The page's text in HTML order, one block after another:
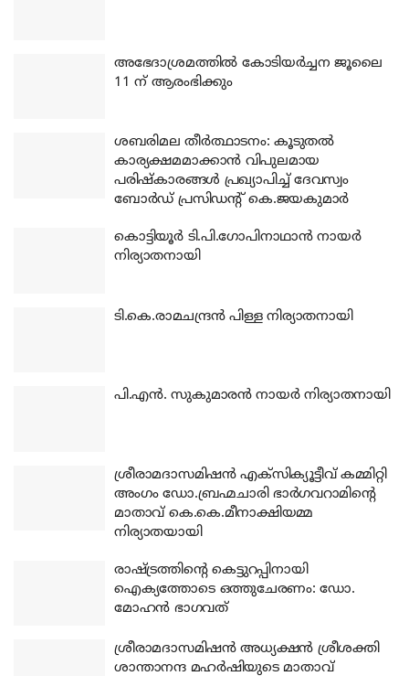
അഭേദാശ്രമത്തില്‍ കോടിയര്‍ച്ചന ജൂലൈ
11 ന് ആരംഭിക്കും
ശബരിമല തീര്‍ത്ഥാടനം: കൂടുതല്‍
കാര്യക്ഷമമാക്കാന്‍ വിപുലമായ
പരിഷ്‌കാരങ്ങള്‍ പ്രഖ്യാപിച്ച് ദേവസ്വം
ബോര്‍ഡ് പ്രസിഡന്റ് കെ.ജയകുമാര്‍
കൊട്ടിയൂര്‍ ടി.പി.ഗോപിനാഥാന്‍ നായര്‍
നിര്യാതനായി
ടി.കെ.രാമചന്ദ്രന്‍ പിള്ള നിര്യാതനായി
പി.എന്‍. സുകുമാരന്‍ നായര്‍ നിര്യാതനായി
ശ്രീരാമദാസമിഷന്‍ എക്‌സിക്യൂട്ടീവ് കമ്മിറ്റി
അംഗം ഡോ.ബ്രഹ്മചാരി ഭാര്‍ഗവറാമിന്റെ
മാതാവ് കെ.കെ.മീനാക്ഷിയമ്മ
നിര്യാതയായി
രാഷ്ട്രത്തിന്റെ കെട്ടുറപ്പിനായി
ഐക്യത്തോടെ ഒത്തുചേരണം: ഡോ.
മോഹന്‍ ഭാഗവത്
ശ്രീരാമദാസമിഷന്‍ അധ്യക്ഷന്‍ ശ്രീശക്തി
ശാന്താനന്ദ മഹര്‍ഷിയുടെ മാതാവ്